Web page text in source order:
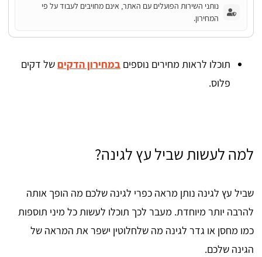
נותני השירות הפועלים עם האתר, אינם מחויבים לעבוד על פי
המחירון.
תוכלו לראות מחירים נוספים במחירון הדקים של דקים
פלוס.
למה לעשות שביל עץ לגינה?
שביל עץ לגינה נותן מראה כפרי לגינה שלכם מה הופך אותה
להרבה יותר מיוחדת. מעבר לכך תוכלו לעשות כל מיני תוספות
כמו מחסן או גדר לגינה מה שלחלוטין ישפר את המראה של
הגינה שלכם.